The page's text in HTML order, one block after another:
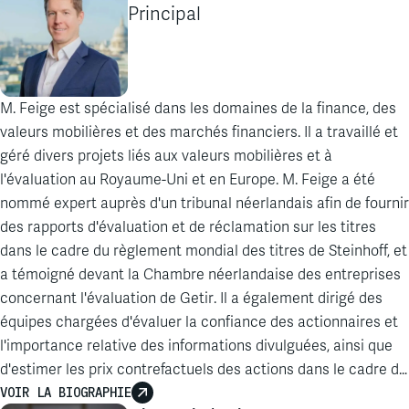
Principal
M. Feige est spécialisé dans les domaines de la finance, des
valeurs mobilières et des marchés financiers. Il a travaillé et
géré divers projets liés aux valeurs mobilières et à
l'évaluation au Royaume-Uni et en Europe. M. Feige a été
nommé expert auprès d'un tribunal néerlandais afin de fournir
des rapports d'évaluation et de réclamation sur les titres
dans le cadre du règlement mondial des titres de Steinhoff, et
a témoigné devant la Chambre néerlandaise des entreprises
concernant l'évaluation de Getir. Il a également dirigé des
équipes chargées d'évaluer la confiance des actionnaires et
l'importance relative des informations divulguées, ainsi que
d'estimer les prix contrefactuels des actions dans le cadre de
litigesrelevant de la section 90A de la
VOIR LA BIOGRAPHIE